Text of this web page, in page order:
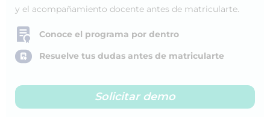
y el acompañamiento docente antes de matricularte.
Conoce el programa por dentro
Resuelve tus dudas antes de matricularte
Solicitar demo